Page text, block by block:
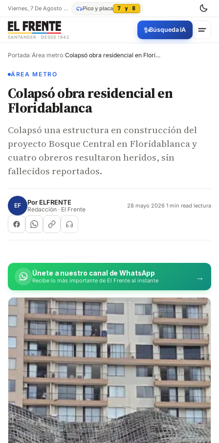
Viernes, 7 De Agosto De 2026 Pico y placa 7 y 8
SANTANDER · DESDE 1942
✨Búsqueda IA
Portada/Área metro/ Colapsó obra residencial en Floridablanca
ÁREA METRO
Colapsó obra residencial en
Floridablanca
Colapsó una estructura en construcción del
proyecto Bosque Central en Floridablanca y
cuatro obreros resultaron heridos, sin
fallecidos reportados.
EF Por ELFRENTE
Redacción · El Frente 28 mayo 2026·1 min read lectura
Únete a nuestro canal de WhatsApp
Recibe lo más importante de El Frente al instante →